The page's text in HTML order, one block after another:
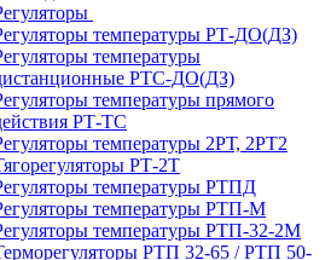
температуры РТ-ДО(ДЗ)
температуры
РТС-ДО(ДЗ)
температуры прямого
РТ-ТС
температуры 2РТ, 2РT2
РТ-2Т
температуры РТПД
температуры РТП-M
температуры РТП-32-2М
РТП 32-65 / РТП 50-